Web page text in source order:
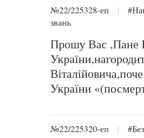
№22/225328-еп |
звань
Прошу Вас ,Пане
України
№22/225320-еп |